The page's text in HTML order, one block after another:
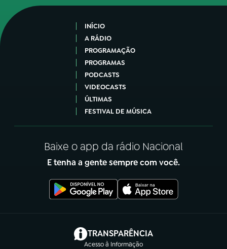
INÍCIO
A RÁDIO
PROGRAMAÇÃO
PROGRAMAS
PODCASTS
VIDEOCASTS
ÚLTIMAS
FESTIVAL DE MÚSICA
Baixe o app da rádio Nacional
E tenha a gente sempre com você.
TRANSPARÊNCIA
Acesso à Informação
(abre em nova aba)